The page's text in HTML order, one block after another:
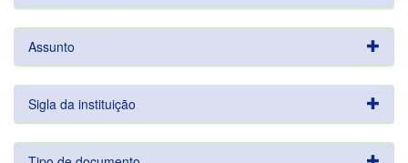
Assunto
Sigla da instituição